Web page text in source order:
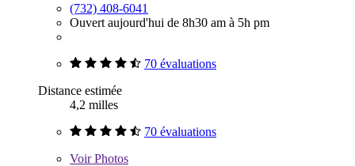
(732) 408-6041
Ouvert aujourd'hui de 8h30 am à 5h pm
70 évaluations
Distance estimée
4,2 milles
70 évaluations
VoirPhotos